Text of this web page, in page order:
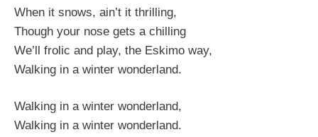
When it snows, ain’t it thrilling,
Though your nose gets a chilling
We’ll frolic and play, the Eskimo way,
Walking in a winter wonderland.
Walking in a winter wonderland,
Walking in a winter wonderland.